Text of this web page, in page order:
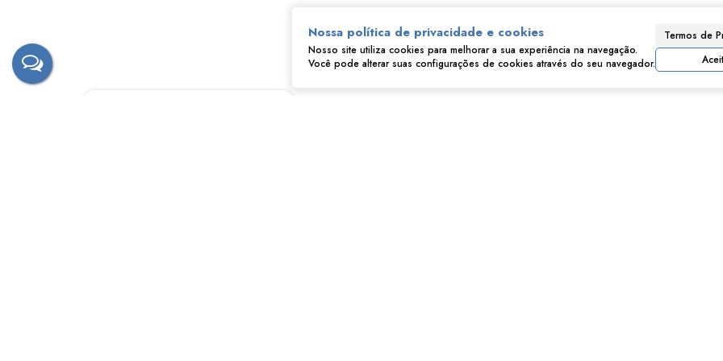
Nossa política de privacidade e cookies
Nosso site utiliza cookies para melhorar a sua experiência na navegação.
Você pode alterar suas configurações de cookies através do seu navegador.
Termos de
Consulte nossos Corretores